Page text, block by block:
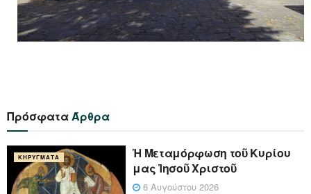
Πρόσφατα Άρθρα
ΚΗΡΎΓΜΑΤΑ
Ἡ Μεταμόρφωση τοῦ Κυρίου
μας Ἰησοῦ Χριστοῦ
6 Αυγούστου 2026